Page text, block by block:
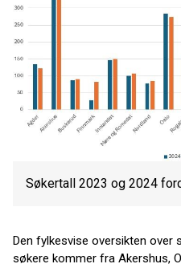
Søkertall 2023 og 2024
Den fylkesvise oversikten over
søkere kommer fra Akershus,